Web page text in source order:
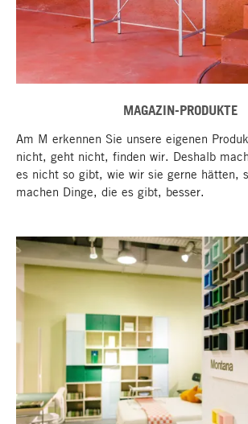
MAGAZIN-PRODUKTE
Am M erkennen Sie unsere eigenen
nicht, geht nicht, finden wir. Deshalb
es nicht so gibt, wie wir sie gerne hätten,
machen Dinge, die es gibt, besser.